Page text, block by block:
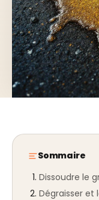
Sommaire
Dissoudre le
Dégraisser et